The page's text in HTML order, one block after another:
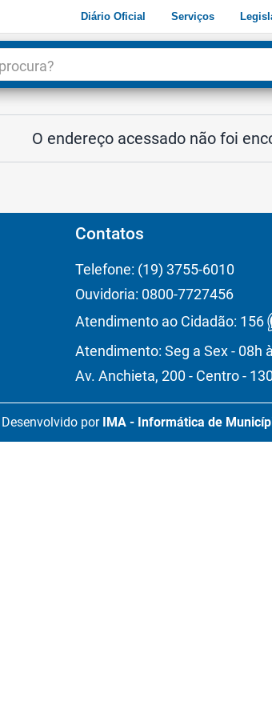
Diário Oficial Serviços
O endereço acessado não foi
Contatos
Telefone: (19) 3755-6010
Ouvidoria: 0800-7727456
Atendimento ao Cidadão: 156
Atendimento: Seg a Sex - 08h
Av. Anchieta, 200 - Centro -
Desenvolvido por IMA - Informática de